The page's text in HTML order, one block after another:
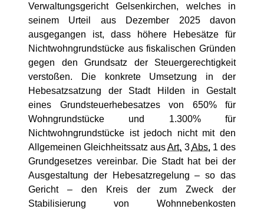
Verwaltungsgericht Gelsenkirchen, welches in
seinem Urteil aus Dezember 2025 davon
ausgegangen ist, dass höhere Hebesätze für
Nichtwohngrundstücke aus fiskalischen Gründen
gegen den Grundsatz der Steuergerechtigkeit
verstoßen. Die konkrete Umsetzung in der
Hebesatzsatzung der Stadt Hilden in Gestalt
eines Grundsteuerhebesatzes von 650% für
Wohngrundstücke und 1.300% für
Nichtwohngrundstücke ist jedoch nicht mit den
Allgemeinen Gleichheitssatz ausArt. 3Abs. 1 des
Grundgesetzes vereinbar. Die Stadt hat bei der
Ausgestaltung der Hebesatzregelung – so das
Gericht – den Kreis der zum Zweck der
Stabilisierung von Wohnnebenkosten